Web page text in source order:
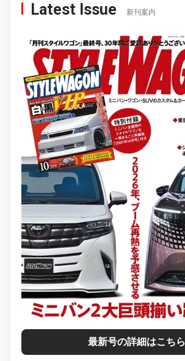
Latest Issue 新刊案内
最新号の詳細はこちら